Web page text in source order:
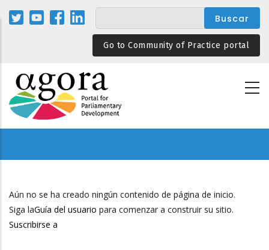
Pasar
Go to Community of Practice portal
Aún no se ha creado ningún contenido de página de inicio.
Siga laGuía del usuario para comenzar a construir su sitio.
Suscribirse a